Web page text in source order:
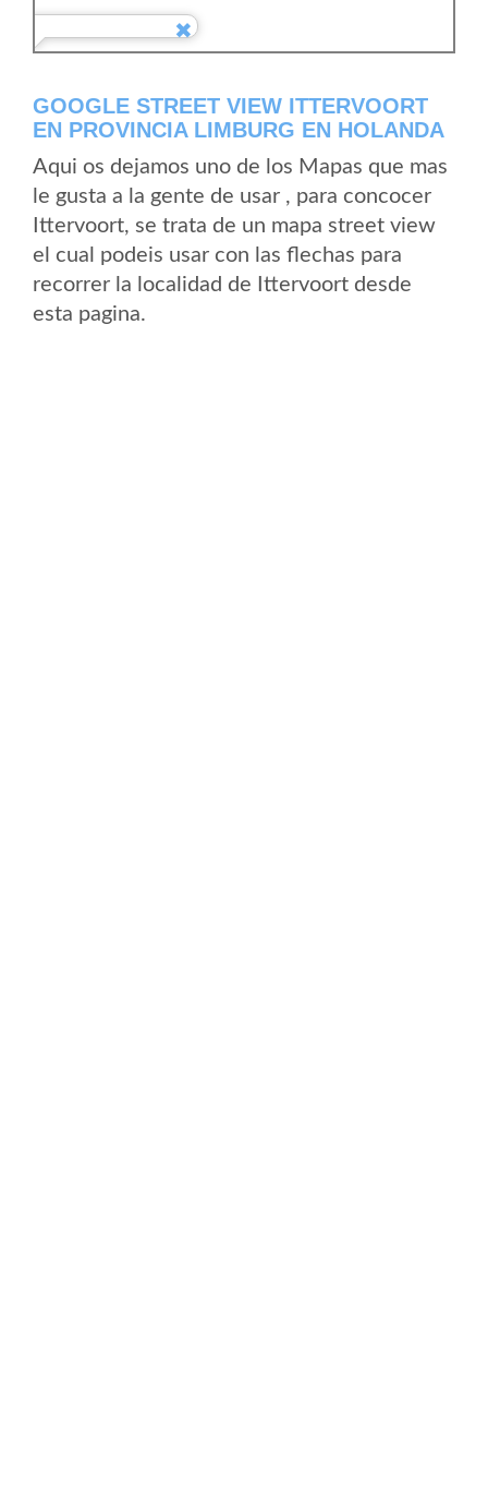
GOOGLE STREET VIEW ITTERVOORT
EN PROVINCIA LIMBURG EN HOLANDA
Aqui os dejamos uno de los Mapas que mas
le gusta a la gente de usar , para concocer
Ittervoort, se trata de un mapa street view
el cual podeis usar con las flechas para
recorrer la localidad de Ittervoort desde
esta pagina.